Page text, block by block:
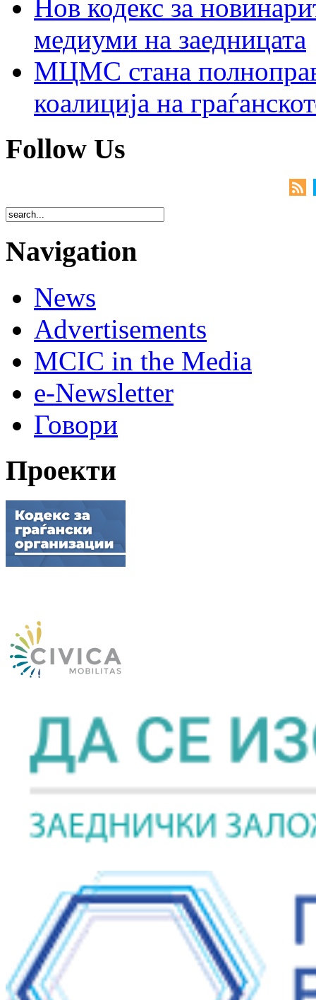
Нов кодекс за
медиуми на заедницата
МЦМС стана
коалиција на
Follow Us
Navigation
News
Advertisements
MCIC in the Media
e-Newsletter
Говори
Проекти